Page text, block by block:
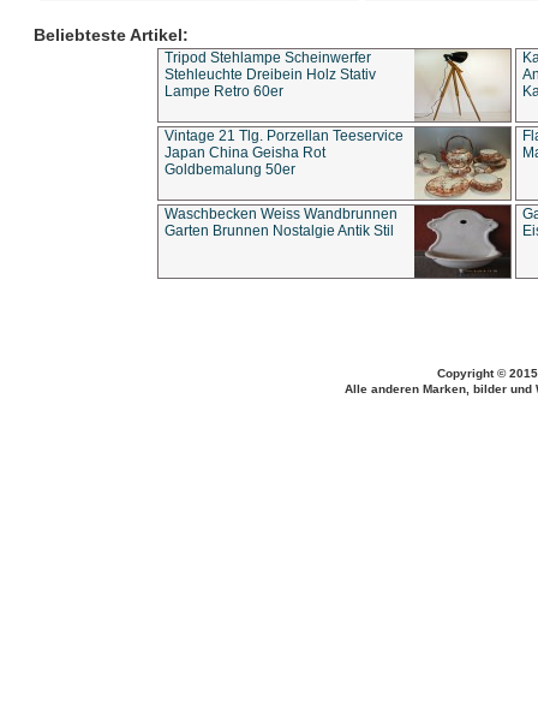
Beliebteste Artikel:
Tripod Stehlampe Scheinwerfer
Stehleuchte Dreibein Holz Stativ
Lampe Retro 60er
Vintage 21 Tlg. Porzellan Teeservice
Japan China Geisha Rot
Goldbemalung 50er
Waschbecken Weiss Wandbrunnen
Garten Brunnen Nostalgie Antik Stil
Copyright ©
Alle anderen Marken, bilder und